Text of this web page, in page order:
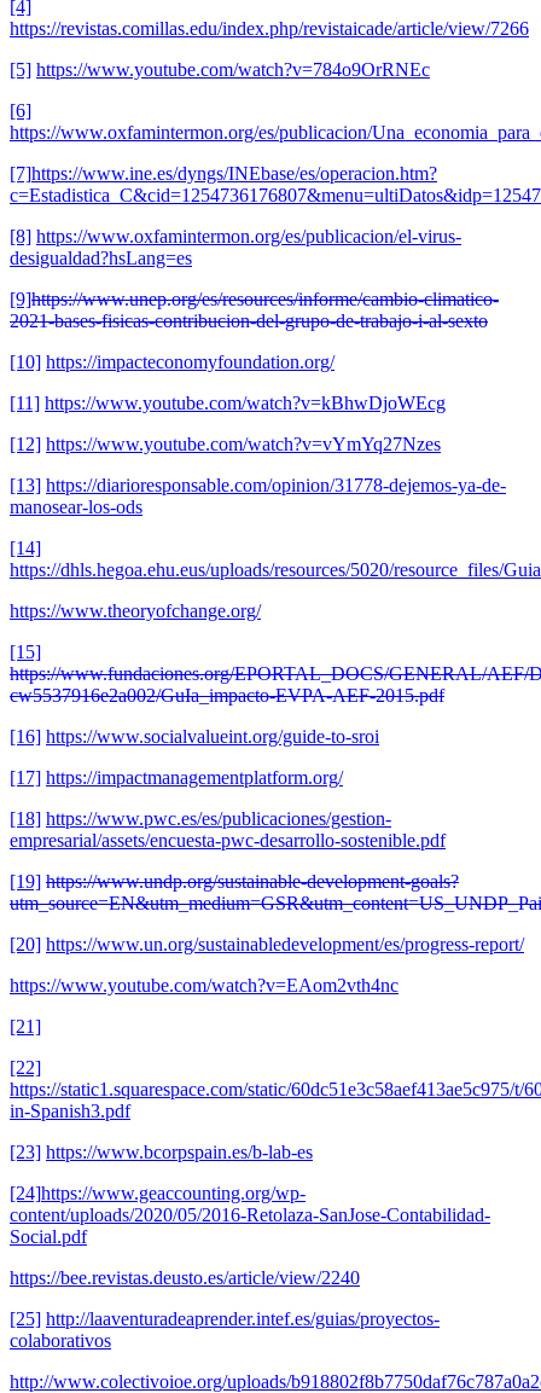
[4]
https://revistas.comillas.edu/index.php/revistaicade/article/view/7266
[5] https://www.youtube.com/watch?v=784o9OrRNEc
[6]
https://www.oxfamintermon.org/es/publicacion/
[7]https://www.ine.es/dyngs/INEbase/es/operacion.htm?
[8] https://www.oxfamintermon.org/es/publicacion/el-virus-
desigualdad?hsLang=es
[9]https://www.unep.org/es/resources/informe/cambio-climatico-
2021-bases-fisicas-contribucion-del-grupo-de-trabajo-i-al-sexto
[10] https://impacteconomyfoundation.org/
[11] https://www.youtube.com/watch?v=kBhwDjoWEcg
[12] https://www.youtube.com/watch?v=vYmYq27Nzes
[13] https://diarioresponsable.com/opinion/31778-dejemos-ya-de-
manosear-los-ods
[14]
https://dhls.hegoa.ehu.eus/uploads/resources/5020/resource_files/
https://www.theoryofchange.org/
[15]
https://www.fundaciones.org/EPORTAL_DOCS/GENERAL/AEF/
cw5537916e2a002/GuIa_impacto-EVPA-AEF-2015.pdf
[16] https://www.socialvalueint.org/guide-to-sroi
[17] https://impactmanagementplatform.org/
[18] https://www.pwc.es/es/publicaciones/gestion-
empresarial/assets/encuesta-pwc-desarrollo-sostenible.pdf
[19] https://www.undp.org/sustainable-development-goals?
[20] https://www.un.org/sustainabledevelopment/es/progress-report/
https://www.youtube.com/watch?v=EAom2vth4nc
[21]
[22]
https://static1.squarespace.com/static/60dc51e3c58aef413ae5c975/
in-Spanish3.pdf
[23] https://www.bcorpspain.es/b-lab-es
[24]https://www.geaccounting.org/wp-
content/uploads/2020/05/2016-Retolaza-SanJose-Contabilidad-
Social.pdf
https://bee.revistas.deusto.es/article/view/2240
[25] http://laaventuradeaprender.intef.es/guias/proyectos-
colaborativos
http://www.colectivoioe.org/uploads/